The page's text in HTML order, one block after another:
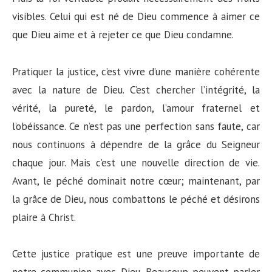
visibles. Celui qui est né de Dieu commence à aimer ce
que Dieu aime et à rejeter ce que Dieu condamne.
Pratiquer la justice, c’est vivre d’une manière cohérente
avec la nature de Dieu. C’est chercher l’intégrité, la
vérité, la pureté, le pardon, l’amour fraternel et
l’obéissance. Ce n’est pas une perfection sans faute, car
nous continuons à dépendre de la grâce du Seigneur
chaque jour. Mais c’est une nouvelle direction de vie.
Avant, le péché dominait notre cœur; maintenant, par
la grâce de Dieu, nous combattons le péché et désirons
plaire à Christ.
Cette justice pratique est une preuve importante de